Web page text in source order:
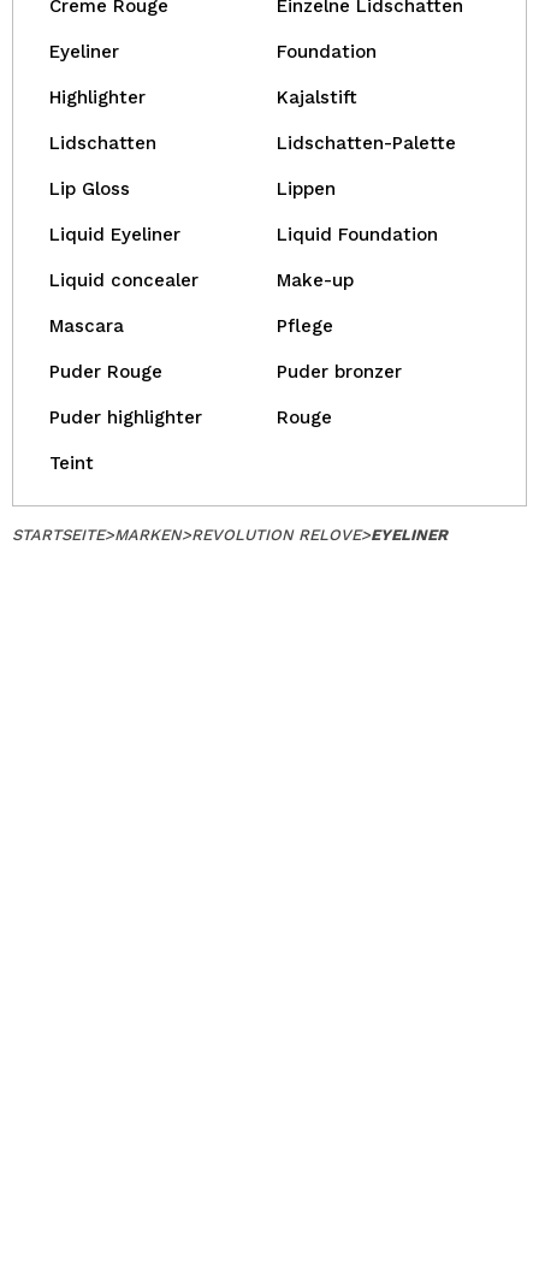
Creme Rouge Einzelne Lidschatten
Eyeliner Foundation
Highlighter Kajalstift
Lidschatten Lidschatten-Palette
Lip Gloss Lippen
Liquid Eyeliner Liquid Foundation
Liquid concealer Make-up
Mascara Pflege
Puder Rouge Puder bronzer
Puder highlighter Rouge
Teint
STARTSEITE>MARKEN>REVOLUTION RELOVE>EYELINER